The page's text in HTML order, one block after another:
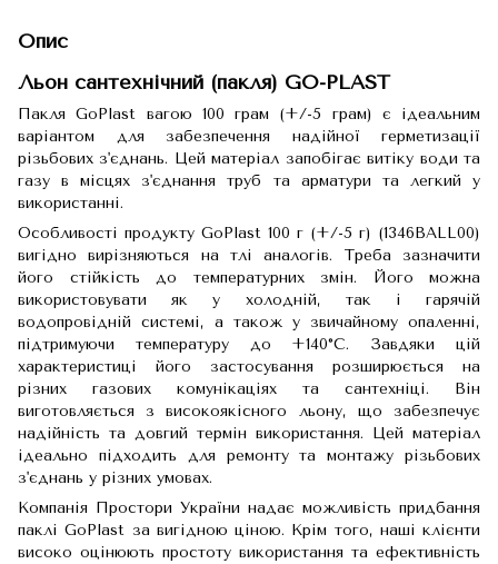
Опис
Льон сантехнічний (пакля) GO-PLAST
Пакля GoPlast вагою 100 грам (+/-5 грам) є ідеальним
варіантом для забезпечення надійної герметизації
різьбових з'єднань. Цей матеріал запобігає витіку води та
газу в місцях з'єднання труб та арматури та легкий у
використанні.
Особливості продукту GoPlast 100 г (+/-5 г) (1346BALL00)
вигідно вирізняються на тлі аналогів. Треба зазначити
його стійкість до температурних змін. Його можна
використовувати як у холодній, так і гарячій
водопровідній системі, а також у звичайному опаленні,
підтримуючи температуру до +140°С. Завдяки цій
характеристиці його застосування розширюється на
різних газових комунікаціях та сантехніці. Він
виготовляється з високоякісного льону, що забезпечує
надійність та довгий термін використання. Цей матеріал
ідеально підходить для ремонту та монтажу різьбових
з'єднань у різних умовах.
Компанія Простори України надає можливість придбання
паклі GoPlast за вигідною ціною. Крім того, наші клієнти
високо оцінюють простоту використання та ефективність